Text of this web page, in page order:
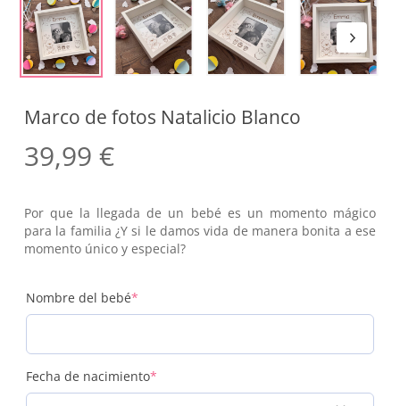
Marco de fotos Natalicio Blanco
39,99 €
Por que la llegada de un bebé es un momento mágico
para la familia ¿Y si le damos vida de manera bonita a ese
momento único y especial?
Nombre del bebé*(required)
Fecha de nacimiento*(required)